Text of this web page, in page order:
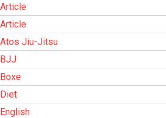
Article
Article
Atos Jiu-Jitsu
BJJ
Boxe
Diet
English